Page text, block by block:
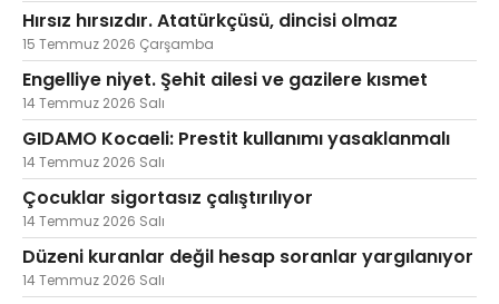
Hırsız hırsızdır. Atatürkçüsü, dincisi olmaz
15 Temmuz 2026 Çarşamba
Engelliye niyet. Şehit ailesi ve gazilere kısmet
14 Temmuz 2026 Salı
GIDAMO Kocaeli: Prestit kullanımı yasaklanmalı
14 Temmuz 2026 Salı
Çocuklar sigortasız çalıştırılıyor
14 Temmuz 2026 Salı
Düzeni kuranlar değil hesap soranlar yargılanıyor
14 Temmuz 2026 Salı